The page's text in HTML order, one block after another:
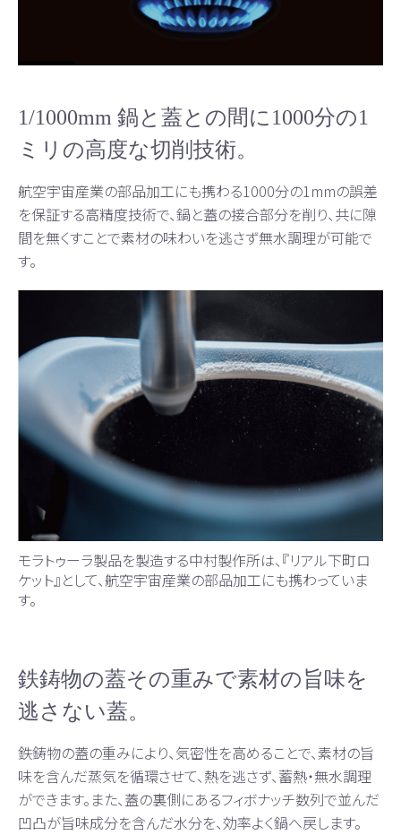
1/1000mm 鍋と蓋との間に1000分の1
ミリの高度な切削技術。
航空宇宙産業の部品加工にも携わる1000分の1mmの誤差
を保証する高精度技術で、鍋と蓋の接合部分を削り、共に隙
間を無くすことで素材の味わいを逃さず無水調理が可能で
す。
モラトゥーラ製品を製造する中村製作所は、『リアル下町ロ
ケット』として、航空宇宙産業の部品加工にも携わっていま
す。
鉄鋳物の蓋その重みで素材の旨味を
逃さない蓋。
鉄鋳物の蓋の重みにより、気密性を高めることで、素材の旨
味を含んだ蒸気を循環させて、熱を逃さず、蓄熱・無水調理
ができます。また、蓋の裏側にあるフィボナッチ数列で並んだ
凹凸が旨味成分を含んだ水分を、効率よく鍋へ戻します。